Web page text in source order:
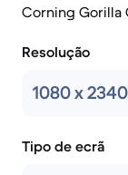
Corning Gorilla
Resolução
1080 x 2340
Tipo de ecrã